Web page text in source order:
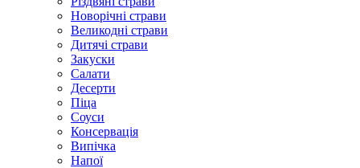
Новорічні страви
Великодні страви
Дитячі страви
Закуски
Салати
Десерти
Піца
Соуси
Консервація
Випічка
Напої